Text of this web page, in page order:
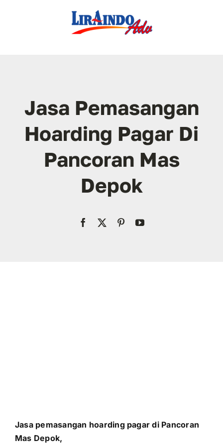
Jasa Pemasangan
Hoarding Pagar Di
Pancoran Mas
Depok
Jasa pemasangan hoarding pagar di Pancoran
Mas Depok,